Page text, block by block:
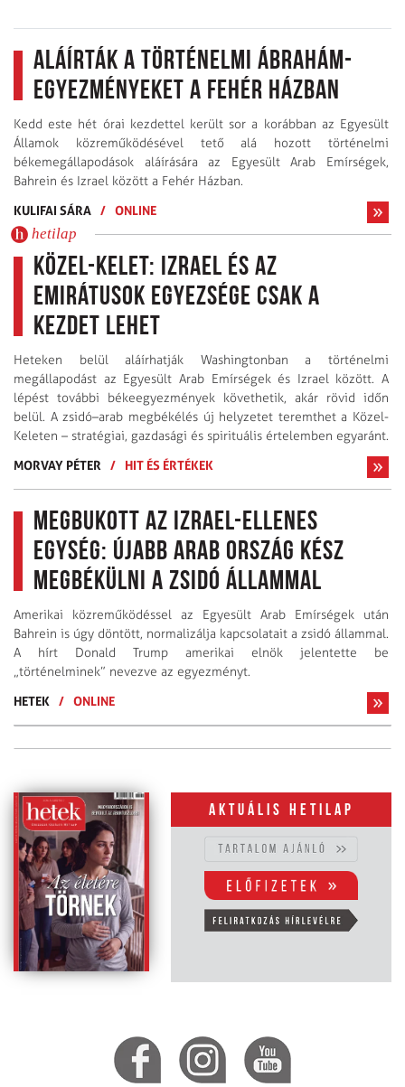
Aláírták a történelmi Ábrahám-
egyezményeket a Fehér Házban
Kedd este hét órai kezdettel került sor a korábban az Egyesült
Államok közreműködésével tető alá hozott történelmi
békemegállapodások aláírására az Egyesült Arab Emírségek,
Bahrein és Izrael között a Fehér Házban.
KULIFAI SÁRA / ONLINE
hetilap
Közel-Kelet: Izrael és az
Emirátusok egyezsége csak a
kezdet lehet
Heteken belül aláírhatják Washingtonban a történelmi
megállapodást az Egyesült Arab Emírségek és Izrael között. A
lépést további békeegyezmények követhetik, akár rövid időn
belül. A zsidó–arab megbékélés új helyzetet teremthet a Közel-
Keleten – stratégiai, gazdasági és spirituális értelemben egyaránt.
MORVAY PÉTER
/ HIT ÉS ÉRTÉKEK
Megbukott az Izrael-ellenes
egység: újabb arab ország kész
megbékülni a zsidó állammal
Amerikai közreműködéssel az Egyesült Arab Emírségek után
Bahrein is úgy döntött, normalizálja kapcsolatait a zsidó állammal.
A hírt Donald Trump amerikai elnök jelentette be
„történelminek” nevezve az egyezményt.
HETEK
/ ONLINE
Aktuális hetilap